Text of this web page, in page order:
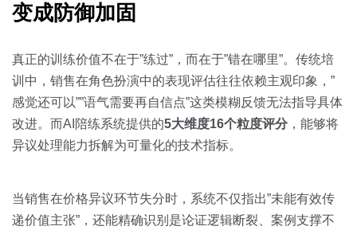
变成防御加固
真正的训练价值不在于”练过”，而在于”错在哪里”。传统培
训中，销售在角色扮演中的表现评估往往依赖主观印象，”
感觉还可以””语气需要再自信点”这类模糊反馈无法指导具体
改进。而AI陪练系统提供的5大维度16个粒度评分 ，能够将
异议处理能力拆解为可量化的技术指标。
当销售在价格异议环节失分时，系统不仅指出”未能有效传
递价值主张”，还能精确识别是论证逻辑断裂、案例支撑不